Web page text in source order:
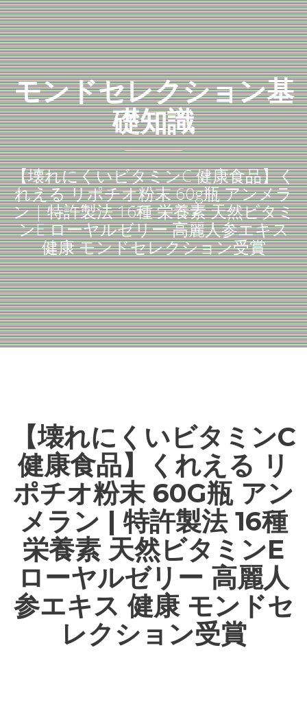
モンドセレクション基
礎知識
【壊れにくいビタミンC 健康食品】く
れえる リポチオ粉末 60g瓶 アンメラ
ン | 特許製法 16種 栄養素 天然ビタミ
ンE ローヤルゼリー 高麗人参エキス
健康 モンドセレクション受賞
【壊れにくいビタミンC
健康食品】くれえる リ
ポチオ粉末 60G瓶 アン
メラン | 特許製法 16種
栄養素 天然ビタミンE
ローヤルゼリー 高麗人
参エキス 健康 モンドセ
レクション受賞